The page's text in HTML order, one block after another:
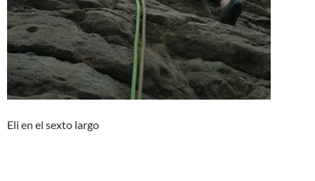
Eli en el sexto largo